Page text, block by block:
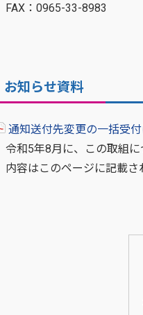
FAX：0965-33-8983
お知らせ資料
通知送付先変更の一括受
令和5年8月に、この取組に
内容はこのページに記載さ